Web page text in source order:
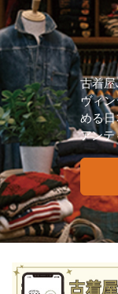
古着
ヴィ
める
アンテ